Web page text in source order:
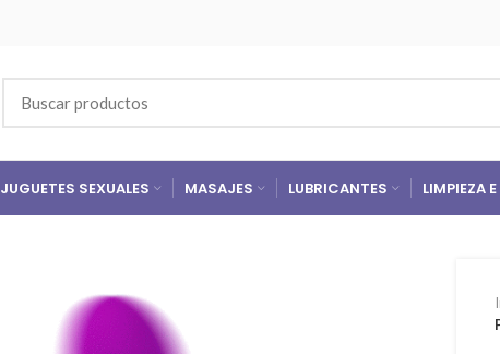
JUGUETES SEXUALES MASAJES LUBRICANTES LIMPIEZA